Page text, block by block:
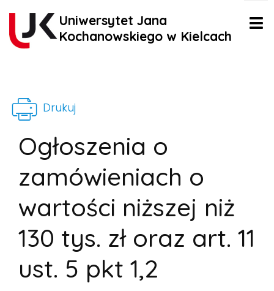
Uniwersytet Jana
Kochanowskiego w Kielcach
Drukuj
Ogłoszenia o
zamówieniach o
wartości niższej niż
130 tys. zł oraz art. 11
ust. 5 pkt 1,2